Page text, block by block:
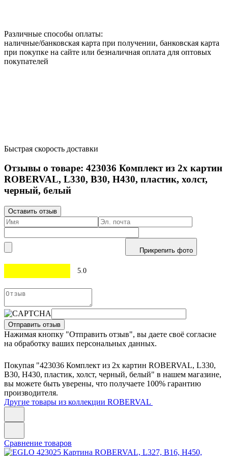
Различные способы оплаты:
наличные/банковская карта при получении, банковская карта
при покупке на сайте или безналичная оплата для оптовых
покупателей
Быстрая скорость доставки
Отзывы о товаре: 423036 Комплект из 2х картин
ROBERVAL, L330, B30, H430, пластик, холст,
черный, белый
Оставить отзыв
Прикрепить фото
5.0
Отправить отзыв
Нажимая кнопку "Отправить отзыв", вы даете своё согласие
на обработку ваших персональных данных.
Покупая "423036 Комплект из 2х картин ROBERVAL, L330,
B30, H430, пластик, холст, черный, белый" в нашем магазине,
вы можете быть уверены, что получаете 100% гарантию
производителя.
Другие товары из коллекции ROBERVAL
Сравнение товаров